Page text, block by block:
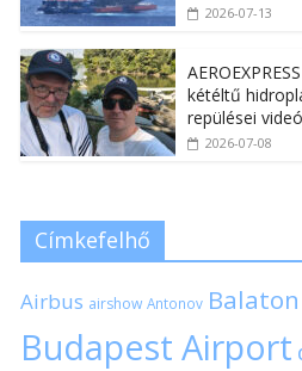
2026-07-13
kétéltű
repülései
2026-07-08
Címkefelhő
Airbus airshow Antonov Balaton
Budapest Airport